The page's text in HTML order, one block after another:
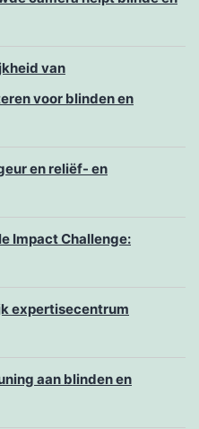
van
voor blinden en
en reliëf- en
Impact Challenge:
expertisecentrum
aan blinden en